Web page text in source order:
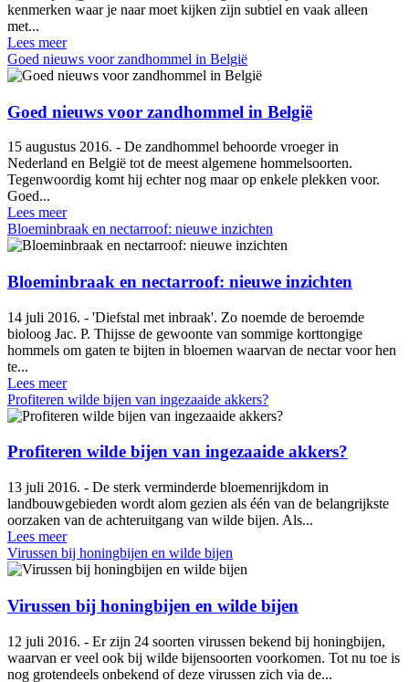
kenmerken waar je naar moet kijken zijn subtiel en vaak alleen
met...
Lees meer
Goed nieuws voor zandhommel in België
Goed nieuws voor zandhommel in België
15 augustus 2016. - De zandhommel behoorde vroeger in
Nederland en België tot de meest algemene hommelsoorten.
Tegenwoordig komt hij echter nog maar op enkele plekken voor.
Goed...
Lees meer
Bloeminbraak en nectarroof: nieuwe inzichten
Bloeminbraak en nectarroof: nieuwe inzichten
14 juli 2016. - 'Diefstal met inbraak'. Zo noemde de beroemde
bioloog Jac. P. Thijsse de gewoonte van sommige korttongige
hommels om gaten te bijten in bloemen waarvan de nectar voor hen
te...
Lees meer
Profiteren wilde bijen van ingezaaide akkers?
Profiteren wilde bijen van ingezaaide akkers?
13 juli 2016. - De sterk verminderde bloemenrijkdom in
landbouwgebieden wordt alom gezien als één van de belangrijkste
oorzaken van de achteruitgang van wilde bijen. Als...
Lees meer
Virussen bij honingbijen en wilde bijen
Virussen bij honingbijen en wilde bijen
12 juli 2016. - Er zijn 24 soorten virussen bekend bij honingbijen,
waarvan er veel ook bij wilde bijensoorten voorkomen. Tot nu toe is
nog grotendeels onbekend of deze virussen zich via de...